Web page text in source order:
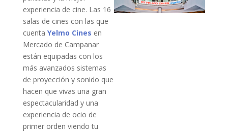
experiencia de cine. Las 16
salas de cines con las que
cuenta Yelmo Cines en
Mercado de Campanar
están equipadas con los
más avanzados sistemas
de proyección y sonido que
hacen que vivas una gran
espectacularidad y una
experiencia de ocio de
primer orden viendo tu